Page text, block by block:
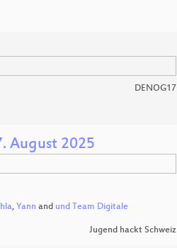
DENOG17
August 2025
, Yann and und Team Digitale
Jugend hackt Schweiz